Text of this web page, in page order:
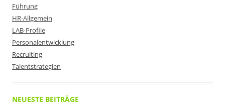
Führung
HR-Allgemein
LAB-Profile
Personalentwicklung
Recruiting
Talentstrategien
NEUESTE BEITRÄGE